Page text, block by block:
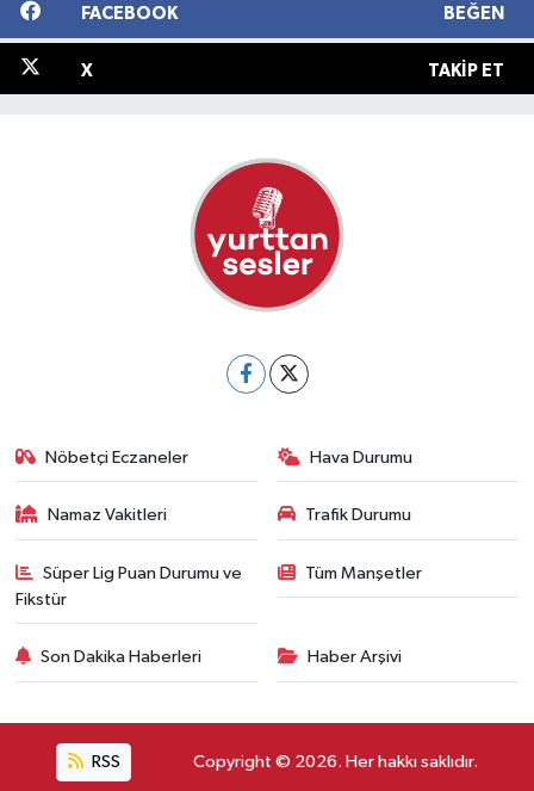
FACEBOOK BEĞEN
X TAKIP ET
Nöbetçi Eczaneler Hava Durumu
Namaz Vakitleri Trafik Durumu
Süper Lig Puan Durumu ve
Fikstür
Tüm Manşetler
Son Dakika Haberleri Haber Arşivi
RSS Copyright © 2026. Her hakkı saklıdır.